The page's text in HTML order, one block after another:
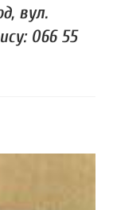
вул.
066 55